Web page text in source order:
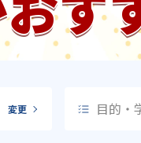
変更 目的・